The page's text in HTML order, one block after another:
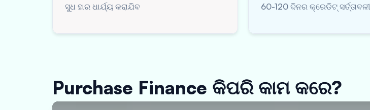
ସୁଧ ହାର ଧାର୍ଯ୍ୟ କରାଯିବ
60-120 ଦିନର କ୍ରେଡିଟ୍ ସର୍ତ୍ତାବଳୀ
Purchase Finance କିପରି କାମ କରେ?